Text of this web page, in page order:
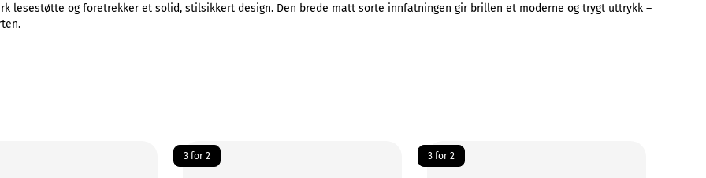
lesestøtte og foretrekker et solid, stilsikkert design. Den brede matt sorte innfatningen gir brillen et moderne og trygt uttrykk –
3 for 2 3 for 2